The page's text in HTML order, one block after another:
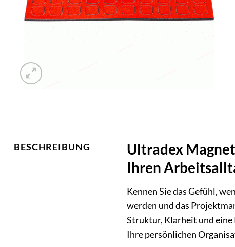
BESCHREIBUNG
Ultradex
Ihren
Kennen Sie das Gefühl,
werden und das
Struktur, Klarheit und eine
Ihre persönlichen